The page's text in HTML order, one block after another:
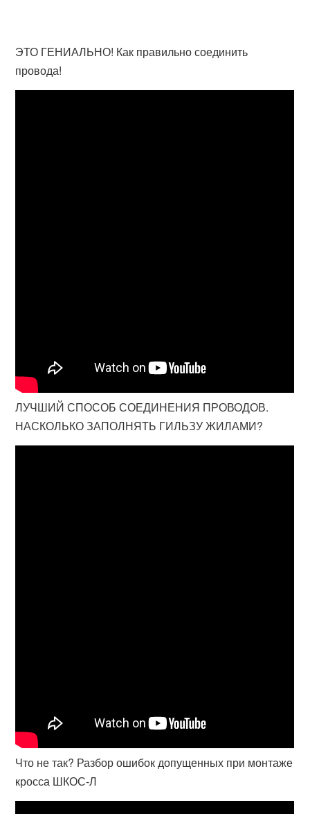
ЭТО ГЕНИАЛЬНО! Как правильно соединить
провода!
ЛУЧШИЙ СПОСОБ СОЕДИНЕНИЯ ПРОВОДОВ.
НАСКОЛЬКО ЗАПОЛНЯТЬ ГИЛЬЗУ ЖИЛАМИ?
Что не так? Разбор ошибок допущенных при монтаже
кросса ШКОС-Л